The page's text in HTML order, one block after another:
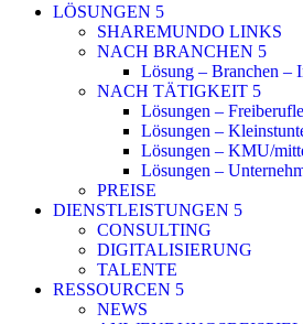
LÖSUNGEN
SHAREMUNDO LINKS
NACH BRANCHEN
Lösung – Branchen –
NACH TÄTIGKEIT
Lösungen –
Lösungen –
Lösungen – KMU/
Lösungen –
PREISE
DIENSTLEISTUNGEN
CONSULTING
DIGITALISIERUNG
TALENTE
RESSOURCEN
NEWS